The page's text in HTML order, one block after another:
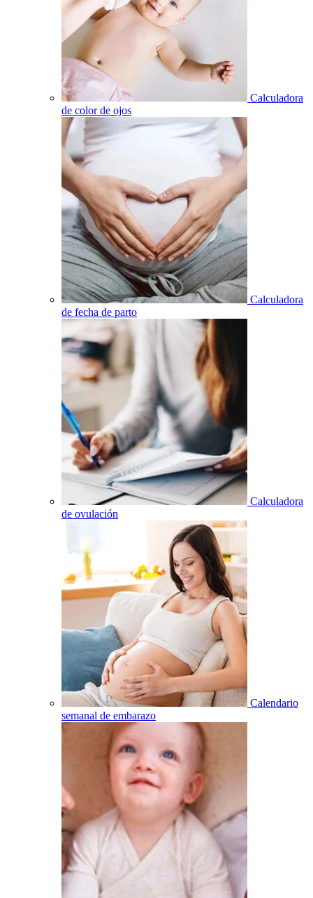
Calculadora
de color de ojos
Calculadora
de fecha de parto
Calculadora
de ovulación
Calendario
semanal de embarazo